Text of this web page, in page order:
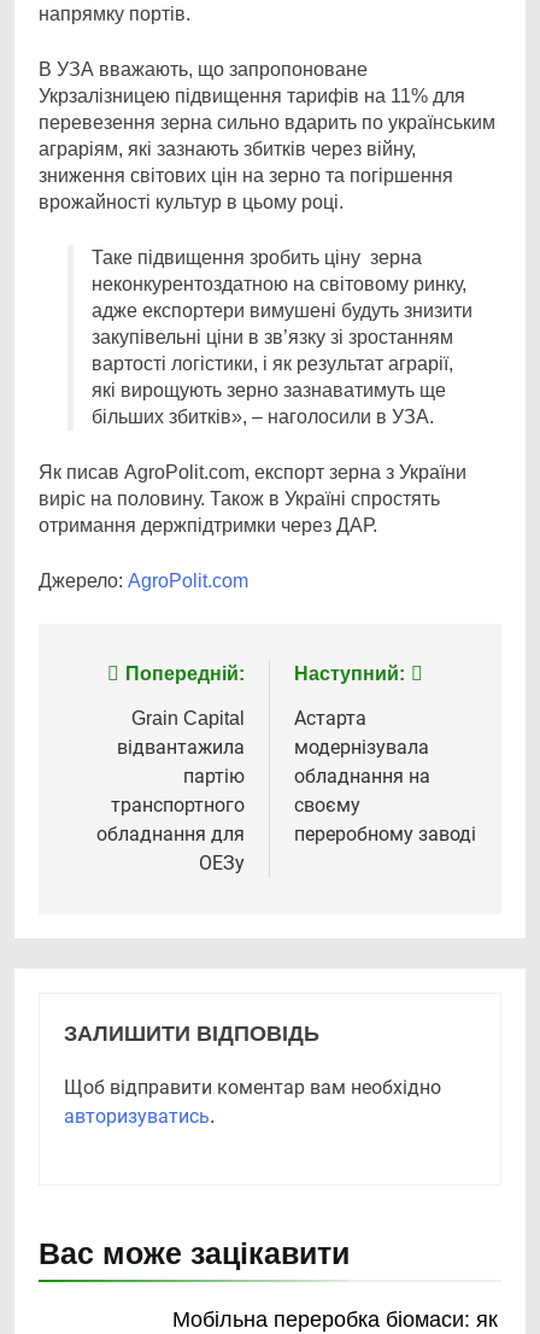
напрямку портів.
В УЗА вважають, що запропоноване
Укрзалізницею підвищення тарифів на 11% для
перевезення зерна сильно вдарить по українським
аграріям, які зазнають збитків через війну,
зниження світових цін на зерно та погіршення
врожайності культур в цьому році.
Таке підвищення зробить ціну зерна
неконкурентоздатною на світовому ринку,
адже експортери вимушені будуть знизити
закупівельні ціни в зв’язку зі зростанням
вартості логістики, і як результат аграрії,
які вирощують зерно зазнаватимуть ще
більших збитків», – наголосили в УЗА.
Як писав AgroPolit.com, експорт зерна з України
виріс на половину. Також в Україні спростять
отримання держпідтримки через ДАР.
Джерело: AgroPolit.com
Навігація
записів
Попередній:
Grain Capital
відвантажила
партію
транспортного
обладнання для
ОЕЗу
Наступний:
Астарта
модернізувала
обладнання на
своєму
переробному заводі
ЗАЛИШИТИ ВІДПОВІДЬ
Щоб відправити коментар вам необхідно
авторизуватись.
Вас може зацікавити
Мобільна переробка біомаси: як